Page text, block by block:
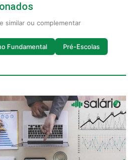
similar ou complementar
Fundamental Pré-Escolas